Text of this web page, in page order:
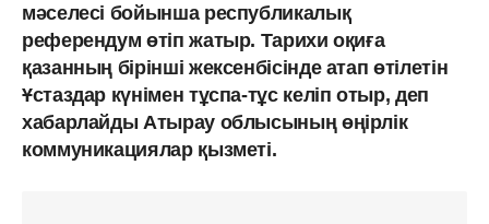
мәселесі бойынша республикалық
референдум өтіп жатыр. Тарихи оқиға
қазанның бірінші жексенбісінде атап өтілетін
Ұстаздар күнімен тұспа-тұс келіп отыр, деп
хабарлайды Атырау облысының өңірлік
коммуникациялар қызметі.